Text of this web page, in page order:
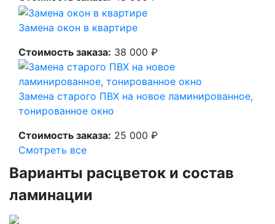
Замена окон в квартире
Стоимость заказа: 38 000 ₽
Замена старого ПВХ на новое ламинированное,
тонированное окно
Стоимость заказа: 25 000 ₽
Смотреть все
Варианты расцветок и состав
ламинации